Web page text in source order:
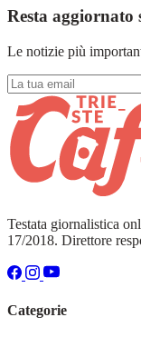
Resta aggiornato
Le notizie più
Testata giornalistica
17/2018. Direttore
Categorie